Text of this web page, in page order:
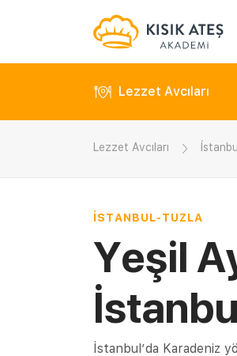
Lezzet Avcıları
Lezzet Avcıları İstanbul
İSTANBUL-TUZLA
Yeşil
İstanbul’da Karadeniz